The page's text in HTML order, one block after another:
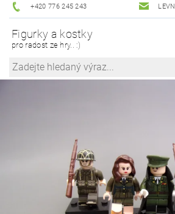
+420 776 245 243
Figurky a kostky
pro radost ze hry.. :)